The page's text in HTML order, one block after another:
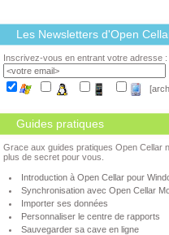
Les Newsletters d'Open
Inscrivez-vous en entrant votre adresse :
Guides pratiques
Grace aux guides pratiques Open Cellar
plus de secret pour vous.
Introduction à Open Cellar pour
Synchronisation avec Open Cellar
Importer ses données
Personnaliser le centre de rapports
Sauvegarder sa cave en ligne